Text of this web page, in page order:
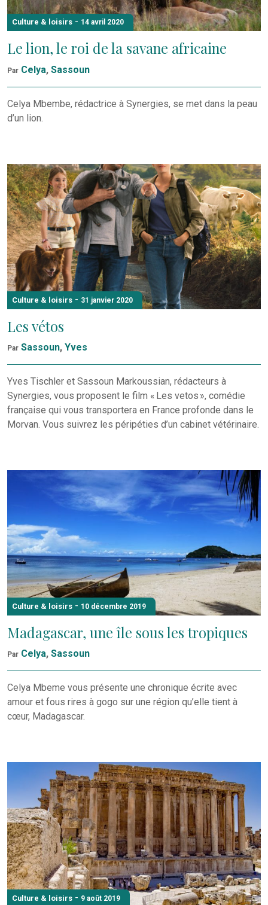
Culture & loisirs - 14 avril 2020
Le lion, le roi de la savane africaine
Par Celya, Sassoun
Celya Mbembe, rédactrice à Synergies, se met dans la peau
d’un lion.
Culture & loisirs - 31 janvier 2020
Les vétos
Par Sassoun, Yves
Yves Tischler et Sassoun Markoussian, rédacteurs à
Synergies, vous proposent le film « Les vetos », comédie
française qui vous transportera en France profonde dans le
Morvan. Vous suivrez les péripéties d’un cabinet vétérinaire.
Culture & loisirs - 10 décembre 2019
Madagascar, une île sous les tropiques
Par Celya, Sassoun
Celya Mbeme vous présente une chronique écrite avec
amour et fous rires à gogo sur une région qu’elle tient à
cœur, Madagascar.
Culture & loisirs - 9 août 2019